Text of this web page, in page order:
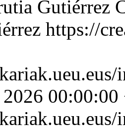
Gutiérrez
https://
00:00:00